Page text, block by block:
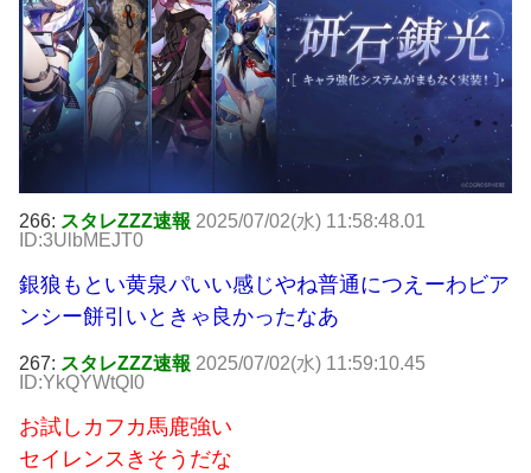
266: スタレZZZ速報 2025/07/02(水) 11:58:48.01
ID:3UlbMEJT0
銀狼もとい黄泉パいい感じやね普通につえーわビア
ンシー餅引いときゃ良かったなあ
267: スタレZZZ速報 2025/07/02(水) 11:59:10.45
ID:YkQYWtQI0
お試しカフカ馬鹿強い
セイレンスきそうだな